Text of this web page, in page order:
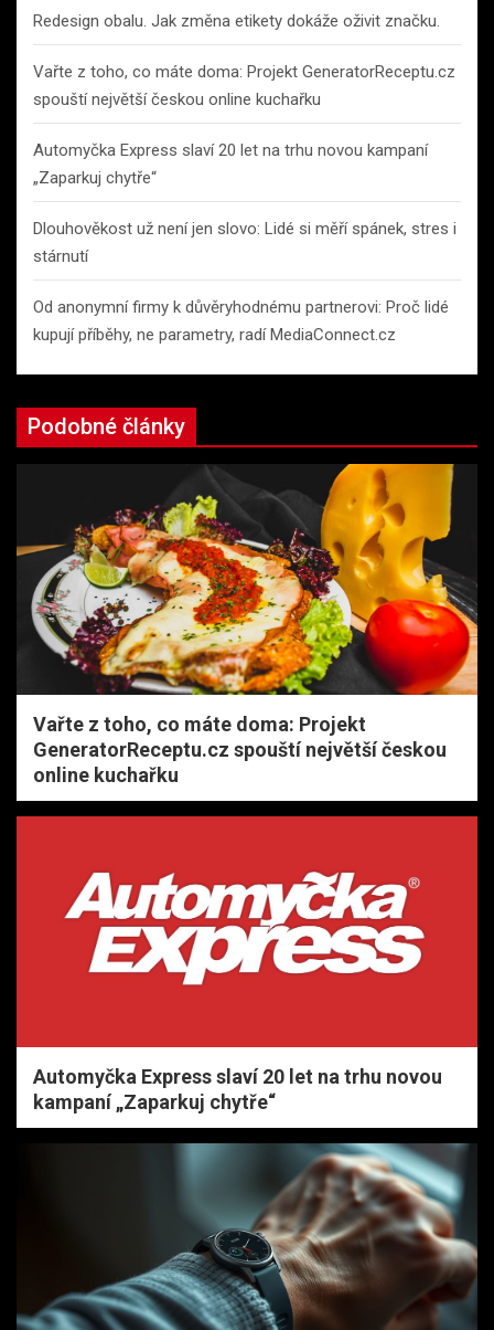
Redesign obalu. Jak změna etikety dokáže oživit značku.
Vařte z toho, co máte doma: Projekt GeneratorReceptu.cz
spouští největší českou online kuchařku
Automyčka Express slaví 20 let na trhu novou kampaní
„Zaparkuj chytře“
Dlouhověkost už není jen slovo: Lidé si měří spánek, stres i
stárnutí
Od anonymní firmy k důvěryhodnému partnerovi: Proč lidé
kupují příběhy, ne parametry, radí MediaConnect.cz
Podobné články
Vařte z toho, co máte doma: Projekt
GeneratorReceptu.cz spouští největší českou
online kuchařku
Automyčka Express slaví 20 let na trhu novou
kampaní „Zaparkuj chytře“